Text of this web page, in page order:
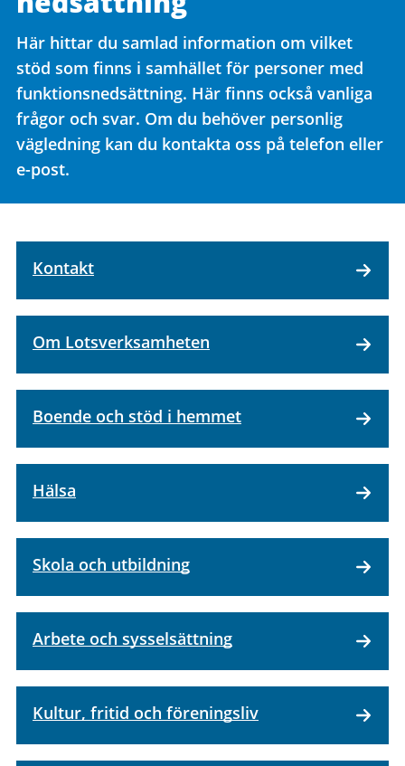
Här hittar du samlad information om vilket
stöd som finns i samhället för personer med
funktionsnedsättning. Här finns också vanliga
frågor och svar. Om du behöver personlig
vägledning kan du kontakta oss på telefon eller
e-post.
Kontakt
Om Lotsverksamheten
Boende och stöd i hemmet
Hälsa
Skola och utbildning
Arbete och sysselsättning
Kultur, fritid och föreningsliv